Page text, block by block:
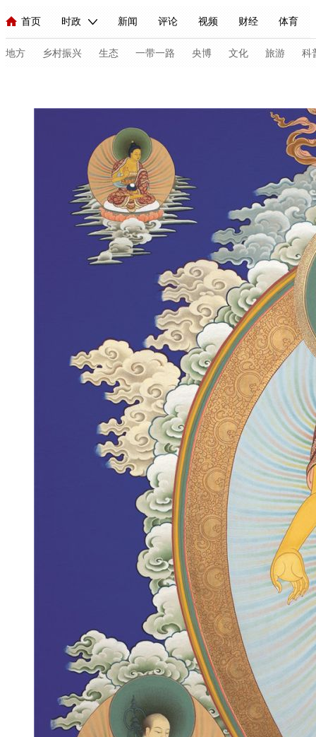
首页 时政 新闻 评论 视频 财经 体育
人民领袖习近平 联播+ 中国领导人 央视快评 习式妙语
直播 栏目大全 节目单 听音 微视频 主持人
海外频道 iPanda English Монгол
地方 乡村振兴 生态 一带一路 央博 文化 旅游 科
国内 国际 评论
人民领袖习近平 联播+ 热解读 习式妙语
小央视频 小央直播 直播中国 熊猫频道
比划 快看 蓝海中国 新兵请入列
2026年世界杯 2026年冬奥会
CCTV奥林匹克频道 生活体育大会 体育江湖
乡村振兴 生态环境 一带一路 央博
大国展会 大国保险 云顶对话 云起
CCTV.节目官网 直播 节目单 栏目 片库 热播榜